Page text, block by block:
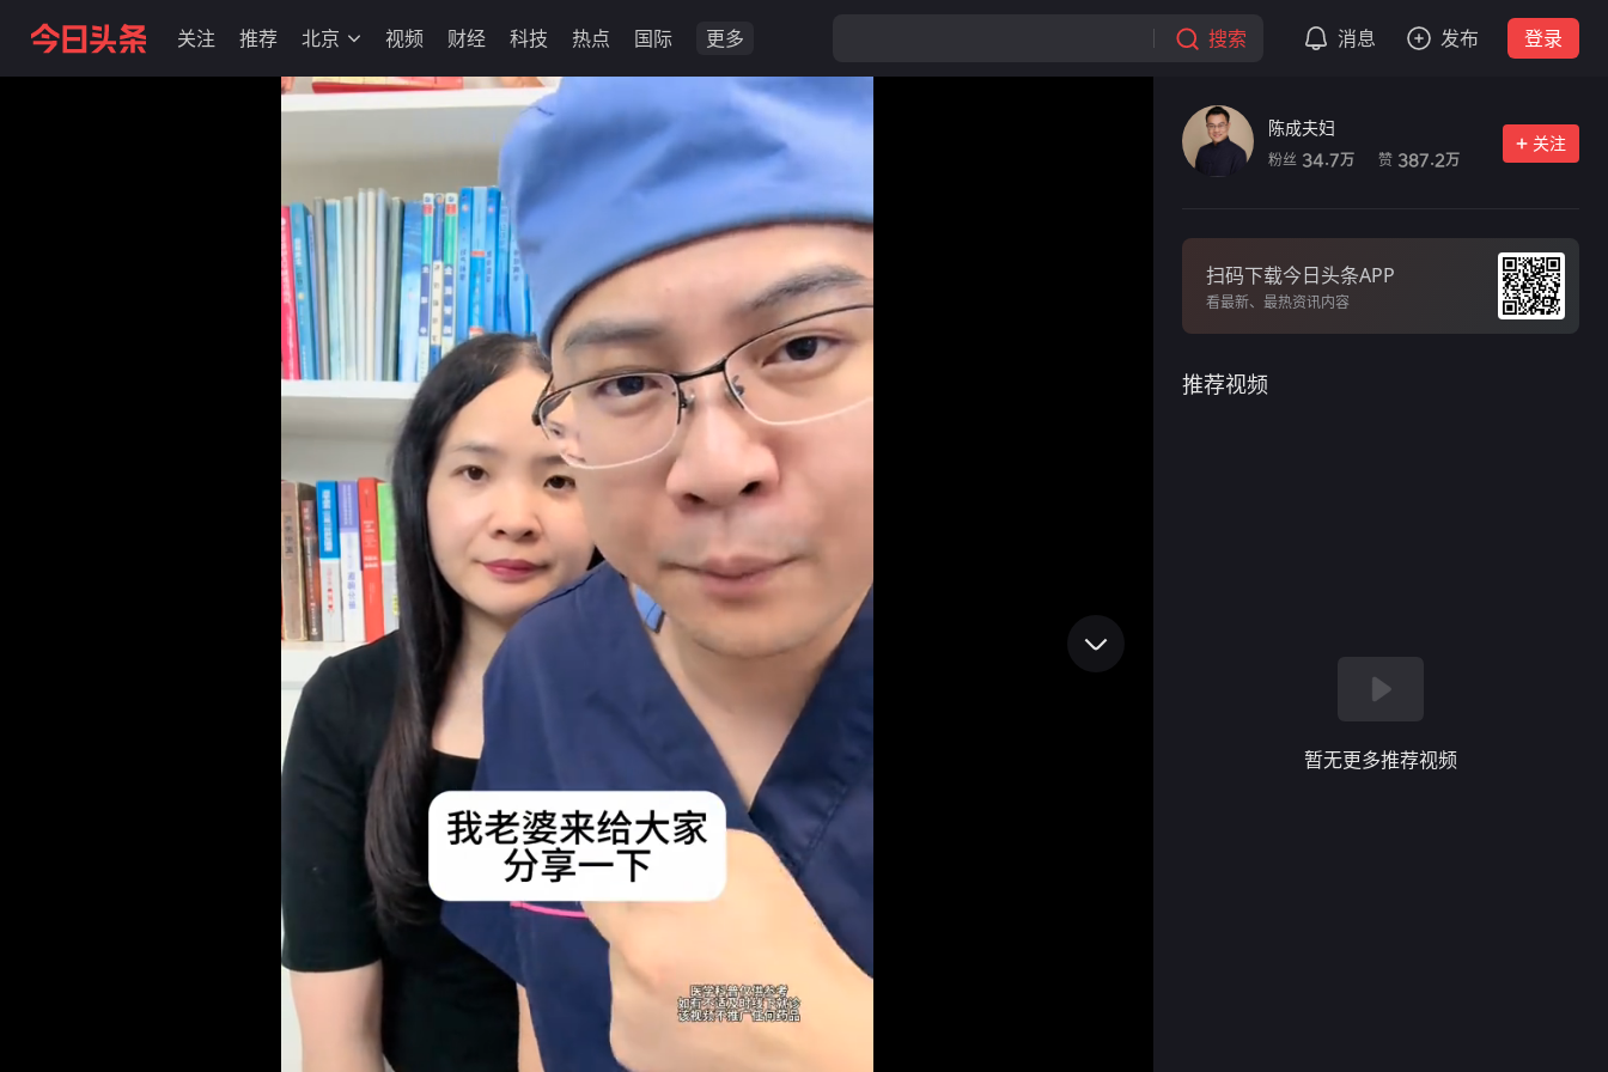
关注 推荐 北京 视频 财经 科技 热点 国际 更多 搜索 消息 发布 登录
陈成夫妇
粉丝 34.7万 赞 387.2万
关注
扫码下载今日头条APP
看最新、最热资讯内容
推荐视频
暂无更多推荐视频